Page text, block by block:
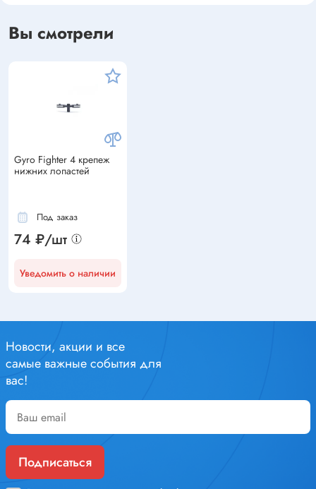
Вы смотрели
Gyro Fighter 4 крепеж
нижних лопастей
Под заказ
74 ₽/шт
Уведомить о наличии
Новости, акции и все
самые важные события для
вас!
Подписаться